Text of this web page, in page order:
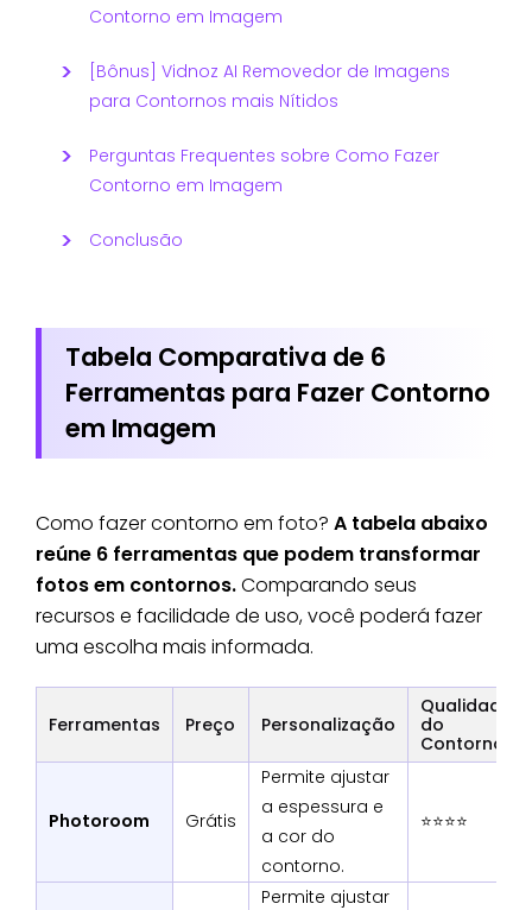
Contorno em Imagem
[Bônus] Vidnoz AI Removedor de Imagens
para Contornos mais Nítidos
Perguntas Frequentes sobre Como Fazer
Contorno em Imagem
Conclusão
Tabela Comparativa de 6
Ferramentas para Fazer Contorno
em Imagem
Como fazer contorno em foto? A tabela abaixo
reúne 6 ferramentas que podem transformar
fotos em contornos.Comparando seus
recursos e facilidade de uso, você poderá fazer
uma escolha mais informada.
Ferramentas Preço Personalização
Qualidade
do
Contorno
Photoroom Grátis
Permite ajustar
a espessura e
a cor do
contorno.
⭐⭐⭐⭐
Permite ajustar